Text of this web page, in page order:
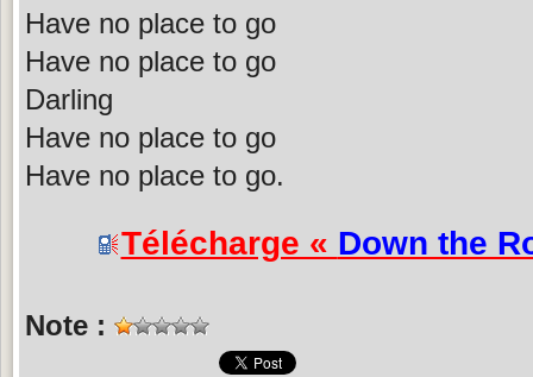
Have no place to go
Have no place to go
Darling
Have no place to go
Have no place to go.
Télécharge « Down the
Note :